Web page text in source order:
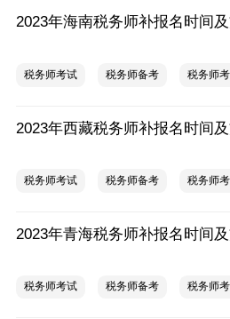
2023年海南税务师补报名时间
税务师考试 税务师备考 税务师
2023年西藏税务师补报名时间
税务师考试 税务师备考 税务师
2023年青海税务师补报名时间
税务师考试 税务师备考 税务师